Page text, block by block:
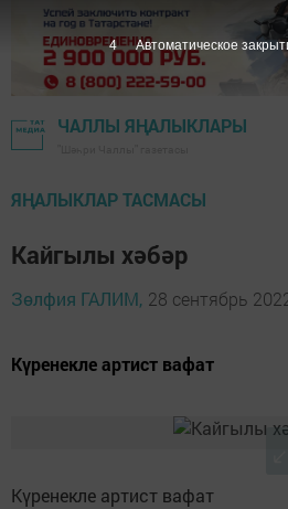
ЧАЛЛЫ ЯҢАЛЫКЛАРЫ
ЯҢАЛЫКЛАР ТАСМАСЫ
Кайгылы хәбәр
Зөлфия ГАЛИМ, 28 сентябрь
Күренекле артист вафат
Күренекле артист вафат
3 Автоматическое